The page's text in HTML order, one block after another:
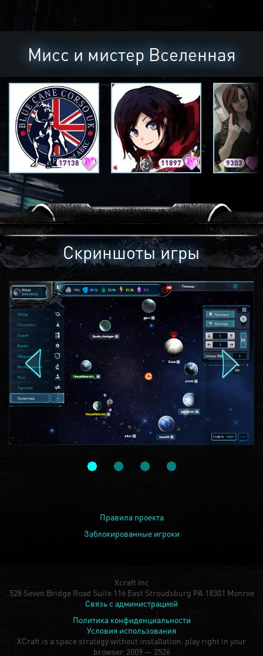
Мисс и мистер Вселенная
17138 11897 9303
Скриншоты игры
Правила проекта
Заблокированные игроки
Xcraft Inc
528 Seven Bridge Road Suite 116 East Stroudsburg PA 18301 Monroe
Связь с администрацией
Политика конфиденциальности
Условия использования
XCraft is a space strategy without installation: play right in your
browser. 2009 — 2526